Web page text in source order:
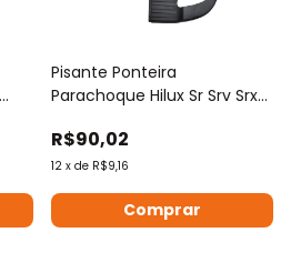
Pisante Ponteira
Parachoque Hilux Sr Srv Srx
R$90,02
12 x de R$9,16
Comprar